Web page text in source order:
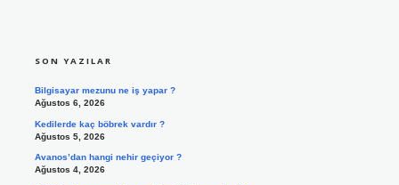
SON YAZILAR
Bilgisayar mezunu ne iş yapar ?
Ağustos 6, 2026
Kedilerde kaç böbrek vardır ?
Ağustos 5, 2026
Avanos’dan hangi nehir geçiyor ?
Ağustos 4, 2026